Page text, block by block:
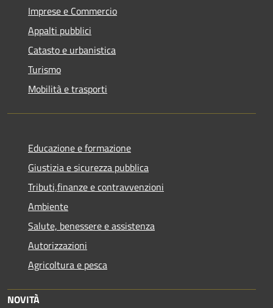
Imprese e Commercio
Appalti pubblici
Catasto e urbanistica
Turismo
Mobilità e trasporti
Educazione e formazione
Giustizia e sicurezza pubblica
Tributi,finanze e contravvenzioni
Ambiente
Salute, benessere e assistenza
Autorizzazioni
Agricoltura e pesca
NOVITÀ